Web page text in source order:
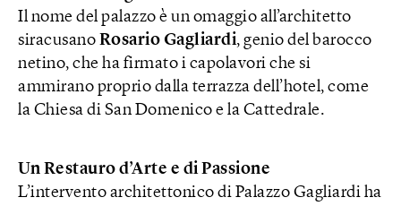
Il nome del palazzo è un omaggio all’architetto
siracusano Rosario Gagliardi, genio del barocco
netino, che ha firmato i capolavori che si
ammirano proprio dalla terrazza dell’hotel, come
la Chiesa di San Domenico e la Cattedrale.
Un Restauro d’Arte e di Passione
L’intervento architettonico di Palazzo Gagliardi ha